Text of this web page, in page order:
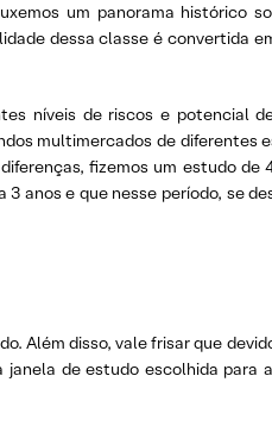
um panorama histórico
dessa classe é convertida
níveis de riscos e potencial
multimercados de diferentes
fizemos um estudo de
anos e que nesse período, se
Além disso, vale frisar que
de estudo escolhida para